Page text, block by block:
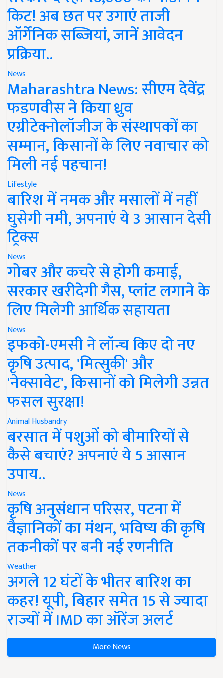
किट! अब छत पर उगाएं ताजी
ऑर्गेनिक सब्जियां, जानें आवेदन
प्रक्रिया..
News
Maharashtra News: सीएम देवेंद्र
फडणवीस ने किया ध्रुव
एग्रीटेक्नोलॉजीज के संस्थापकों का
सम्मान, किसानों के लिए नवाचार को
मिली नई पहचान!
Lifestyle
बारिश में नमक और मसालों में नहीं
घुसेगी नमी, अपनाएं ये 3 आसान देसी
ट्रिक्स
News
गोबर और कचरे से होगी कमाई,
सरकार खरीदेगी गैस, प्लांट लगाने के
लिए मिलेगी आर्थिक सहायता
News
इफको-एमसी ने लॉन्च किए दो नए
कृषि उत्पाद, 'मित्सुकी' और
'नेक्सावेट', किसानों को मिलेगी उन्नत
फसल सुरक्षा!
Animal Husbandry
बरसात में पशुओं को बीमारियों से
कैसे बचाएं? अपनाएं ये 5 आसान
उपाय..
News
कृषि अनुसंधान परिसर, पटना में
वैज्ञानिकों का मंथन, भविष्य की कृषि
तकनीकों पर बनी नई रणनीति
Weather
अगले 12 घंटों के भीतर बारिश का
कहर! यूपी, बिहार समेत 15 से ज्यादा
राज्यों में IMD का ऑरेंज अलर्ट
More News